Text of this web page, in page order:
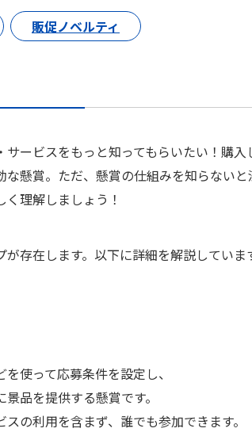
販促ノベルティ
ービスをもっと知ってもらいたい！購入
な懸賞。ただ、懸賞の仕組みを知らない
理解しましょう！
存在します。以下に詳細を解説していま
使って応募条件を設定し、
品を提供する懸賞です。
の利用を含まず、誰でも参加できます。